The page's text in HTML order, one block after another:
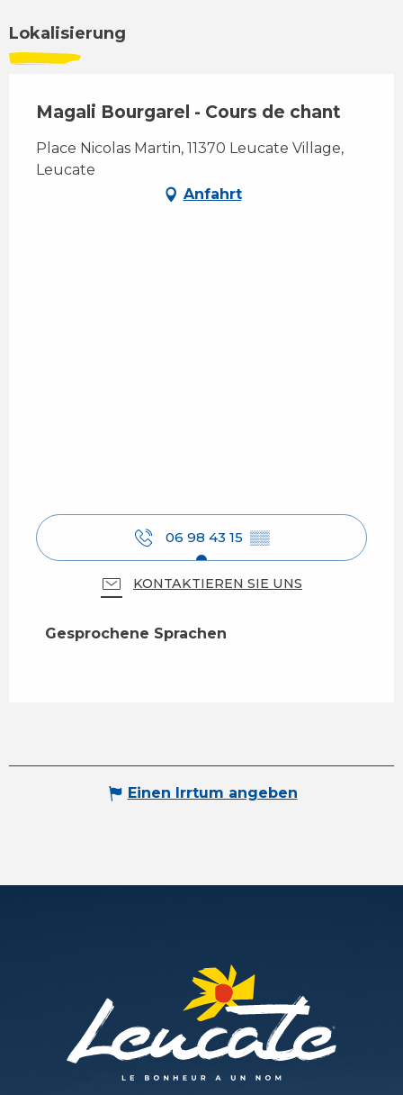
Lokalisierung
Magali Bourgarel - Cours de chant
Place Nicolas Martin, 11370 Leucate Village,
Leucate
Anfahrt
06 98 43 15 ▒▒
KONTAKTIEREN SIE UNS
Gesprochene Sprachen
Gesprochene Sprachen
Einen Irrtum angeben